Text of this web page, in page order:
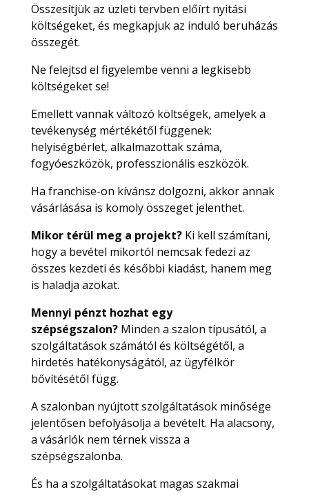
Összesítjük az üzleti tervben előírt nyitási
költségeket, és megkapjuk az induló beruházás
összegét.
Ne felejtsd el figyelembe venni a legkisebb
költségeket se!
Emellett vannak változó költségek, amelyek a
tevékenység mértékétől függenek:
helyiségbérlet, alkalmazottak száma,
fogyóeszközök, professzionális eszközök.
Ha franchise-on kívánsz dolgozni, akkor annak
vásárlásása is komoly összeget jelenthet.
Mikor térül meg a projekt? Ki kell számítani,
hogy a bevétel mikortól nemcsak fedezi az
összes kezdeti és későbbi kiadást, hanem meg
is haladja azokat.
Mennyi pénzt hozhat egy
szépségszalon? Minden a szalon típusától, a
szolgáltatások számától és költségétől, a
hirdetés hatékonyságától, az ügyfélkör
bővítésétől függ.
A szalonban nyújtott szolgáltatások minősége
jelentősen befolyásolja a bevételt. Ha alacsony,
a vásárlók nem térnek vissza a
szépségszalonba.
És ha a szolgáltatásokat magas szakmai